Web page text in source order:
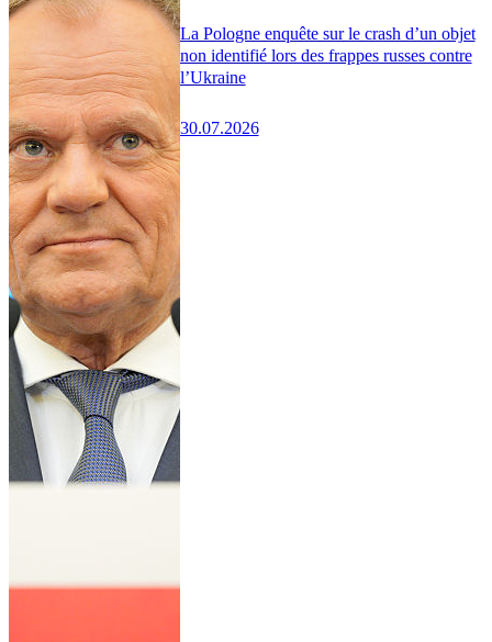
La Pologne enquête sur le crash d’un objet
non identifié lors des frappes russes contre
l’Ukraine
30.07.2026